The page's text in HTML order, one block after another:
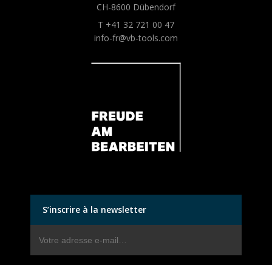
CH-8600 Dübendorf
T +41 32 721 00 47
info-fr@vb-tools.com
S’inscrire à la newsletter